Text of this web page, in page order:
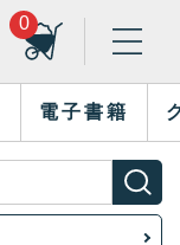
0
電子書籍